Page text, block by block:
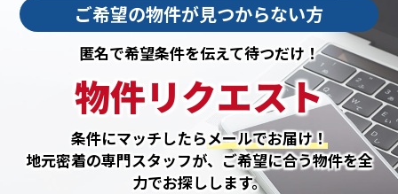
ご希望の物件が見つからない方
匿名で希望条件を伝えて待つだけ！
物件リクエスト
条件にマッチしたらメールでお届け！
地元密着の専門スタッフが、ご希望に合う物件を全
力でお探しします。